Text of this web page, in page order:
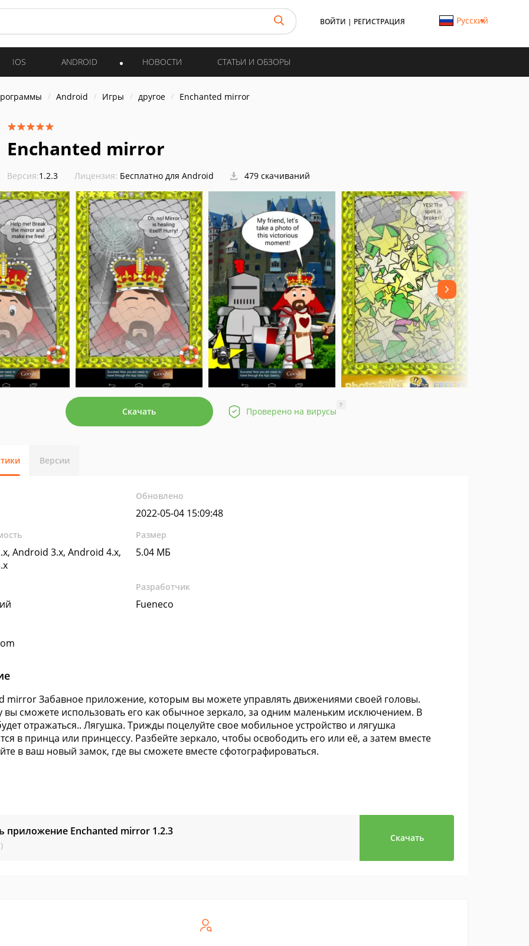
ВОЙТИ | РЕГИСТРАЦИЯ Русский
IOS ANDROID НОВОСТИ СТАТЬИ И ОБЗОРЫ
Android Игры другое Enchanted mirror
Enchanted mirror
Версия:1.2.3 Лицензия: Бесплатно для Android 479 скачиваний
Скачать Проверено на вирусы
?
Версии
Обновлено
2022-05-04 15:09:48
Android 3.x, Android 4.x,
Размер
5.04 МБ
Разработчик
Fueneco
mirror Забавное приложение, которым вы можете управлять движениями своей головы.
вы сможете использовать его как обычное зеркало, за одним маленьким исключением. В
отражаться.. Лягушка. Трижды поцелуйте свое мобильное устройство и лягушка
в принца или принцессу. Разбейте зеркало, чтобы освободить его или её, а затем вместе
в ваш новый замок, где вы сможете вместе сфотографироваться.
приложение Enchanted mirror 1.2.3
Скачать